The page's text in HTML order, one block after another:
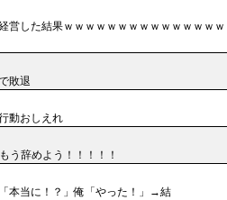
営した結果ｗｗｗｗｗｗｗｗｗｗｗｗｗｗｗ
敗退
動おしえれ
う辞めよう！！！！！
本当に！？」俺「やった！」→結